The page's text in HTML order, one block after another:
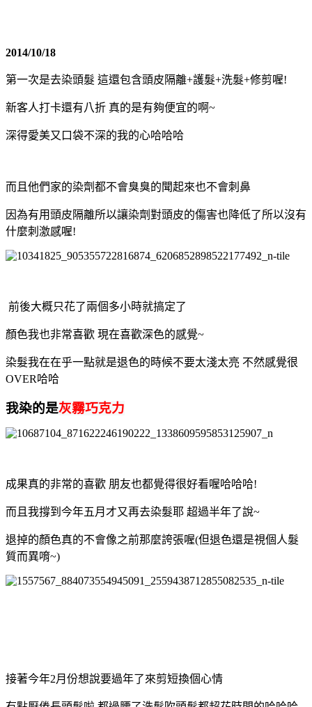
2014/10/18
第一次是去染頭髮 這還包含頭皮隔離+護髮+洗髮+修剪喔!
新客人打卡還有八折 真的是有夠便宜的啊~
深得愛美又 口袋不深的我的心哈哈哈
而且他們家的染劑都不會臭臭的聞起來也不會刺鼻
因為有用頭皮隔離所以讓染劑對頭皮的傷害也降低了所以沒有
什麼刺激感喔!
前後大概只花了兩個多小時就搞定了
顏色我也非常喜歡 現在喜歡深色的感覺~
染髮我在在乎一點就是退色的時候不要太淺太亮 不然感覺很
OVER哈哈
我染的是灰霧巧克力
成果真的非常的喜歡 朋友也都覺得很好看喔哈哈哈!
而且我撐到今年五月才又再去染髮耶 超過半年了說~
退掉的顏色真的不會像之前那麼誇張喔(但退色還是視個人髮
質而異唷~)
接著今年2月份想說要過年了來剪短換個心情